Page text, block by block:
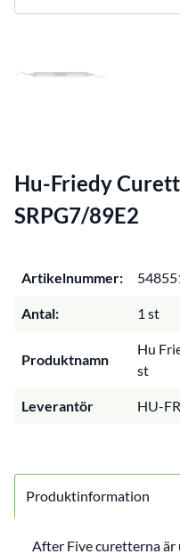
Hu-Friedy
SRPG7/89E2
Artikelnummer:
Antal: 1 st
Produktnamn
Hu
st
Leverantör HU-
Produktinformation
After Five curetterna